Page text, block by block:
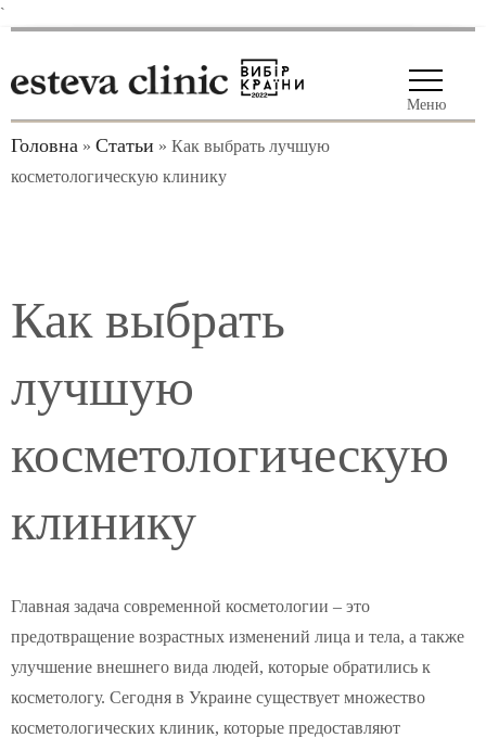
`
Меню
Головна » Статьи » Как выбрать лучшую
косметологическую клинику
Как выбрать
лучшую
косметологическую
клинику
Главная задача современной косметологии – это
предотвращение возрастных изменений лица и тела, а также
улучшение внешнего вида людей, которые обратились к
косметологу. Сегодня в Украине существует множество
косметологических клиник, которые предоставляют